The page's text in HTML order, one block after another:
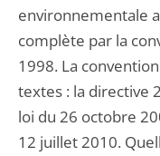
environnementale
complète par la
1998. La
textes : la directive
loi du 26 octobre
12 juillet 2010.